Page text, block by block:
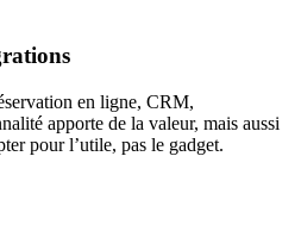
en ligne, CRM,
apporte de la valeur, mais aussi
pour l’utile, pas le gadget.